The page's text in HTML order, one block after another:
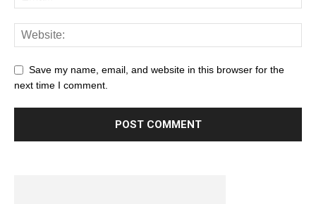
Save my name, email, and website in this browser for the
next time I comment.